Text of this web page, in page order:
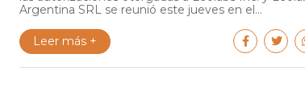
Argentina SRL se reunió este jueves en el...
Leer más +